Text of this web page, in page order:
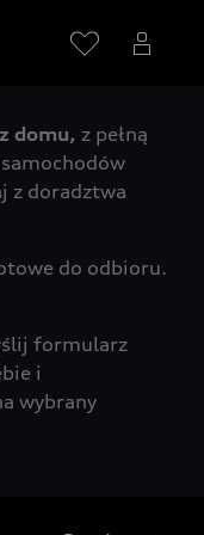
domu, z pełną
z doradztwa
do odbioru.
formularz
i
wybrany